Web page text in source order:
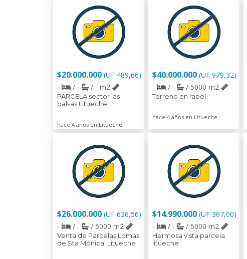
$20.000.000 (UF 489,66)
-
/ - / - m2
PARCELA sector las
balsas Litueche
hace 4 años en Litueche
$40.000.000 (UF 979,32)
-
/ - / 5000 m2
Terreno en rapel
hace 4 años en Litueche
$26.000.000 (UF 636,56)
-
/ - / 5000 m2
Venta de Parcelas Lomas
de Sta Mónica, Litueche
$14.990.000 (UF 367,00)
-
/ - / 5000 m2
Hermosa vista parcela
litueche